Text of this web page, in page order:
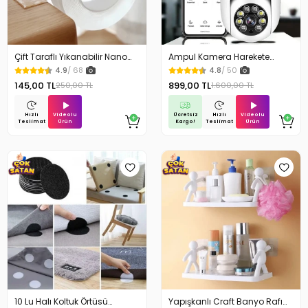
Çift Taraflı Yıkanabilir Nano
Teknoloji Bant 3 mt
4.9/ 68
145,00 TL250,00 TL
Hızlı
Teslimat
Videolu
Ürün
Ampul Kamera Harekete
Duyarlı Gece Görüşlü
4.8/ 50
899,00 TL1.600,00 TL
Ücretsiz
Kargo!
Hızlı
Teslimat
Videolu
Ürün
10 Lu Halı Koltuk Örtüsü
Yapışkanlı Craft Banyo Rafı